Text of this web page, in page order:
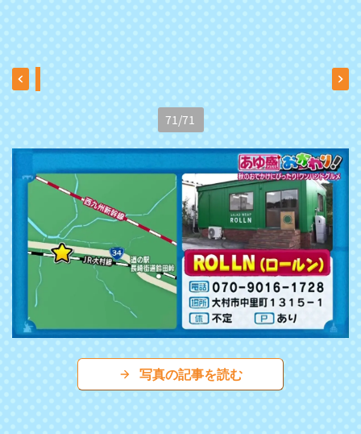
71/71
写真の記事を読む